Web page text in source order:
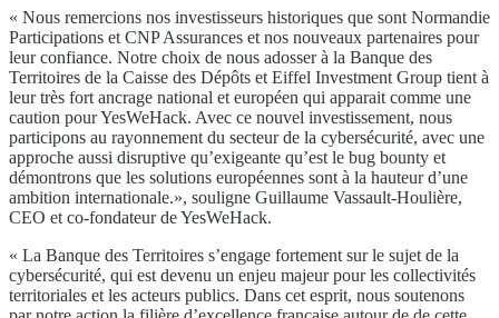
« Nous remercions nos investisseurs historiques que sont Normandie
Participations et CNP Assurances et nos nouveaux partenaires pour
leur confiance. Notre choix de nous adosser à la Banque des
Territoires de la Caisse des Dépôts et Eiffel Investment Group tient à
leur très fort ancrage national et européen qui apparait comme une
caution pour YesWeHack. Avec ce nouvel investissement, nous
participons au rayonnement du secteur de la cybersécurité, avec une
approche aussi disruptive qu’exigeante qu’est le bug bounty et
démontrons que les solutions européennes sont à la hauteur d’une
ambition internationale.», souligne Guillaume Vassault-Houlière,
CEO et co-fondateur de YesWeHack.
« La Banque des Territoires s’engage fortement sur le sujet de la
cybersécurité, qui est devenu un enjeu majeur pour les collectivités
territoriales et les acteurs publics. Dans cet esprit, nous soutenons